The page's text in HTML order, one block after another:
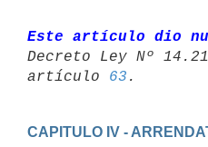
Este artículo dio
Decreto Ley Nº
artículo 63
CAPITULO IV -